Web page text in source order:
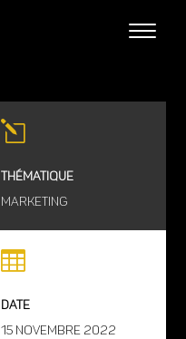
l
THÉMATIQUE
Marketing

DATE
15 Novembre 2022